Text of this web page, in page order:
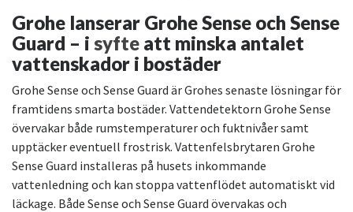
Grohe lanserar Grohe Sense och Sense
Guard – i syfte att minska antalet
vattenskador i bostäder
Grohe Sense och Sense Guard är Grohes senaste lösningar för
framtidens smarta bostäder. Vattendetektorn Grohe Sense
övervakar både rumstemperaturer och fuktnivåer samt
upptäcker eventuell frostrisk. Vattenfelsbrytaren Grohe
Sense Guard installeras på husets inkommande
vattenledning och kan stoppa vattenflödet automatiskt vid
läckage. Både Sense och Sense Guard övervakas och